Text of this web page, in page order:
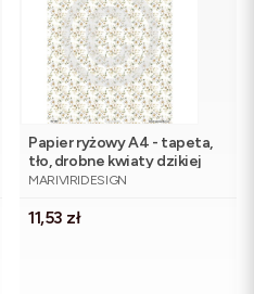
Papier ryżowy A4 - tapeta,
tło, drobne kwiaty dzikiej
róży | ©mariviriDesign
PRODUCENT
MARIVIRIDESIGN
Cena
11,53 zł